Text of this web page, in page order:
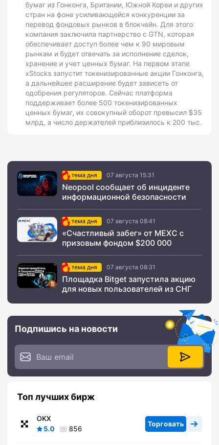
бумаг из Гонконга, Британии, Южной Кореи и других
стран на фоне усиливающейся конкуренции за
перевод фондовых рынков в блокчейн. Для этого
компания заключила партнерство с GTN, которая
обеспечивает доступ более чем к 90 мировым
рынкам и будет отвечать за исполнение сделок,
хранение и учет ценных бумаг. На первом этапе
xStocks запустит токенизированные акции Гонконга,
а дальнейшее расширение будет зависеть от
одобрения регуляторов. Сейчас платформа
поддерживает более 500 токенизированных
ценных бумаг, их совокупный оборот превысил $35
млрд, а число держателей приблизилось к 200 тыс.
тема дня 07 августа 15:31
Neopool сообщает об инциденте
информационной безопасности
тема дня 07 августа 08:41
«Счастливый забег» от MEXC с
призовым фондом $200 000
тема дня 07 августа 08:31
Площадка Bitget запустила акцию
для новых пользователей из СНГ
Подпишись на новости
Топ лучших бирж
OKX
5.0
856
Торговать